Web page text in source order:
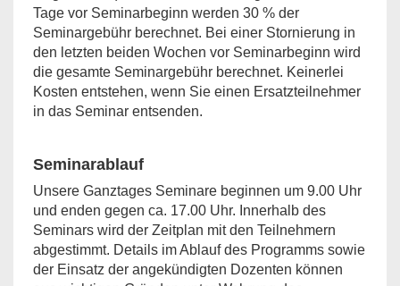
Tage vor Seminarbeginn werden 30 % der
Seminargebühr berechnet. Bei einer Stornierung in
den letzten beiden Wochen vor Seminarbeginn wird
die gesamte Seminargebühr berechnet. Keinerlei
Kosten entstehen, wenn Sie einen Ersatzteilnehmer
in das Seminar entsenden.
Seminarablauf
Unsere Ganztages Seminare beginnen um 9.00 Uhr
und enden gegen ca. 17.00 Uhr. Innerhalb des
Seminars wird der Zeitplan mit den Teilnehmern
abgestimmt. Details im Ablauf des Programms sowie
der Einsatz der angekündigten Dozenten können